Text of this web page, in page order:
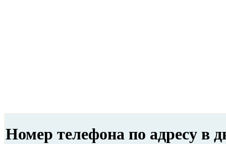
Номер телефона по адресу в